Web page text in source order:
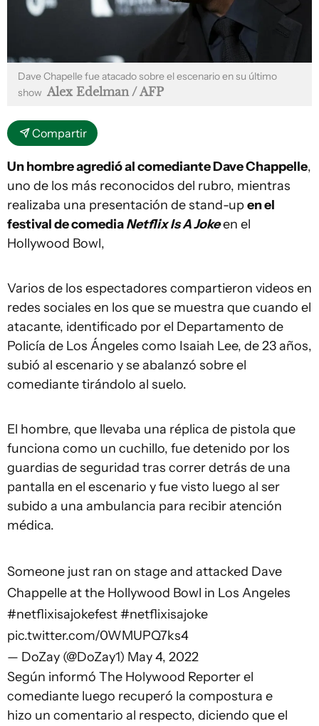
Dave Chapelle fue atacado sobre el escenario en su último
show Alex Edelman / AFP
Compartir
Un hombre agredió al comediante Dave Chappelle,
uno de los más reconocidos del rubro, mientras
realizaba una presentación de stand-upen el
festival de comediaNetflix Is A Jokeen el
Hollywood Bowl,
Varios de los espectadores compartieron videos en
redes sociales en los que se muestra que cuando el
atacante, identificado por el Departamento de
Policía de Los Ángeles como Isaiah Lee, de 23 años,
subió al escenario y se abalanzó sobre el
comediante tirándolo al suelo.
El hombre, que llevaba una réplica de pistola que
funciona como un cuchillo, fue detenido por los
guardias de seguridad tras correr detrás de una
pantalla en el escenario y fue visto luego al ser
subido a una ambulancia para recibir atención
médica.
Someone just ran on stage and attacked Dave
Chappelle at the Hollywood Bowl in Los Angeles
#netflixisajokefest#netflixisajoke
pic.twitter.com/0WMUPQ7ks4
— DoZay (@DoZay1) May 4, 2022
Según informó The Holywood Reporter el
comediante luego recuperó la compostura e
hizo un comentario al respecto, diciendo que el